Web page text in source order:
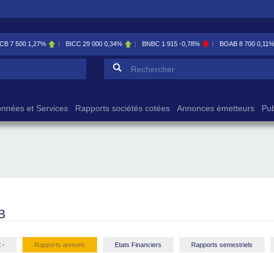
BICC 29 000 0,34% BNBC 1 915 -0,78% BOAB 8 700 0,11%
Formulaire de
et Services Rapports sociétés cotées Annonces émetteurs
- Rapports annuels Etats Financiers Rapports semestriels